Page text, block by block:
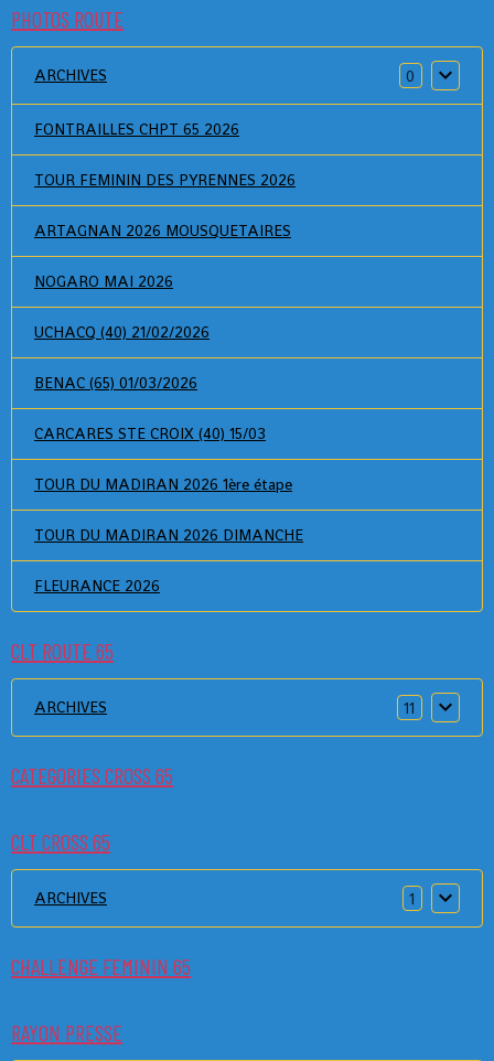
PHOTOS ROUTE
ARCHIVES 0
FONTRAILLES CHPT 65 2026
TOUR FEMININ DES PYRENNES 2026
ARTAGNAN 2026 MOUSQUETAIRES
NOGARO MAI 2026
UCHACQ (40) 21/02/2026
BENAC (65) 01/03/2026
CARCARES STE CROIX (40) 15/03
TOUR DU MADIRAN 2026 1ère étape
TOUR DU MADIRAN 2026 DIMANCHE
FLEURANCE 2026
CLT ROUTE 65
ARCHIVES 11
CATEGORIES CROSS 65
CLT CROSS 65
ARCHIVES 1
CHALLENGE FEMININ 65
RAYON PRESSE